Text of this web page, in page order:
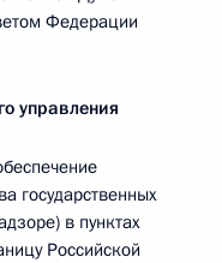
Федерации
управления
государственных
в пунктах
Российской